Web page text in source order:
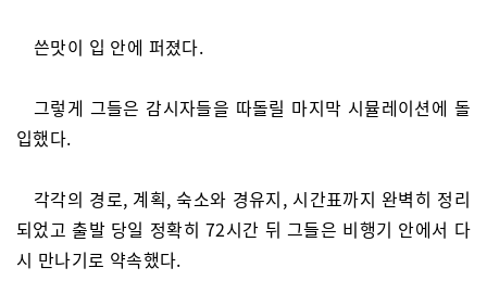
쓴맛이 입 안에 퍼졌다.
그렇게 그들은 감시자들을 따돌릴 마지막 시뮬레이션에 돌
입했다.
각각의 경로, 계획, 숙소와 경유지, 시간표까지 완벽히 정리
되었고 출발 당일 정확히 72시간 뒤 그들은 비행기 안에서 다
시 만나기로 약속했다.